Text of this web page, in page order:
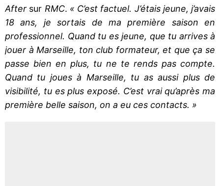
After sur RMC. « C’est factuel. J’étais jeune, j’avais
18 ans, je sortais de ma première saison en
professionnel. Quand tu es jeune, que tu arrives à
jouer à Marseille, ton club formateur, et que ça se
passe bien en plus, tu ne te rends pas compte.
Quand tu joues à Marseille, tu as aussi plus de
visibilité, tu es plus exposé. C’est vrai qu’après ma
première belle saison, on a eu ces contacts. »